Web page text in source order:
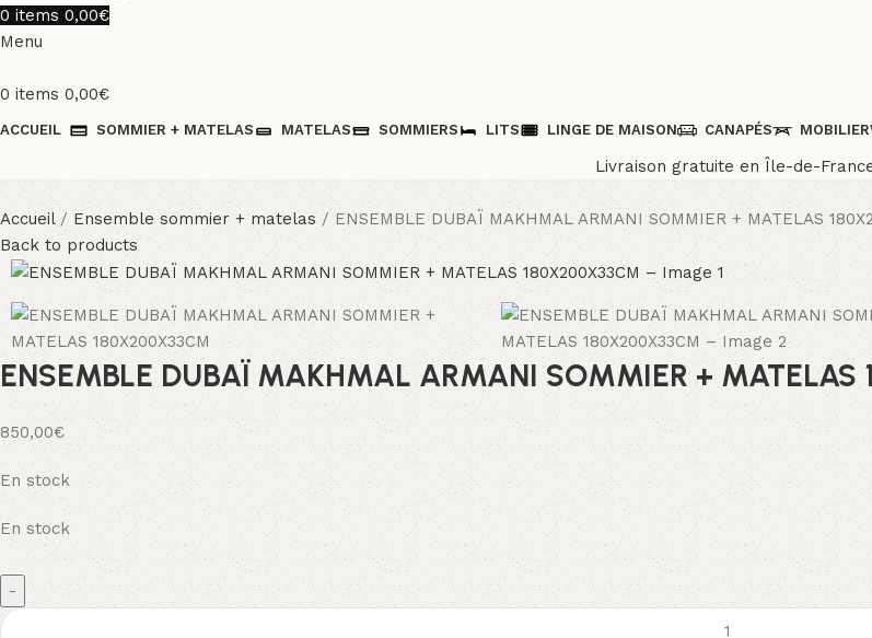
0 items 0,00€
Menu
0 items 0,00€
ACCUEIL SOMMIER + MATELAS MATELAS SOMMIERS LITS LINGE DE MAISON CANAPÉS MOBILIER
Livraison gratuite en Île-de-
Accueil Ensemble sommier + matelas
ENSEMBLE DUBAÏ MAKHMAL ARMANI SOMMIER + MATELAS
Back to products
ENSEMBLE DUBAÏ MAKHMAL ARMANI SOMMIER +
850,00€
En stock
En stock